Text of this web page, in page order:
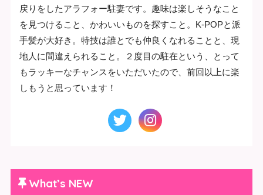
戻りをしたアラフォー駐妻です。趣味は楽しそうなこと
を見つけること、かわいいものを探すこと。K-POPと派
手髪が大好き。特技は誰とでも仲良くなれることと、現
地人に間違えられること。２度目の駐在という、とって
もラッキーなチャンスをいただいたので、前回以上に楽
しもうと思っています！
What’s NEW